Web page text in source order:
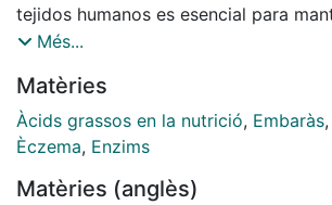
tejidos humanos es esencial para
funciones metabólicas y la salud.
sido relacionadas con los niveles de
de la dieta, un factor que influye en la
los AGPI-CL en los tejidos humanos
sintetizados a partir de AG esenciales
Més...
Matèries
Àcids grassos en la nutrició, Embaràs,
Èczema, Enzims
Matèries (anglès)